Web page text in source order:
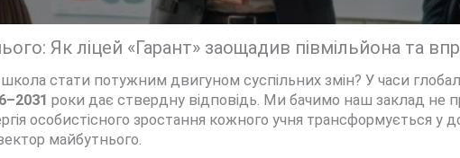
Як ліцей «Гарант» заощадив півмільйона та
стати потужним двигуном суспільних змін? У часи
роки дає ствердну відповідь. Ми бачимо наш заклад не
особистісного зростання кожного учня трансформується у
майбутнього.